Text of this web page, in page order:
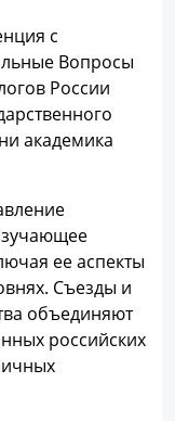
с
Вопросы
России
академика
ее аспекты
Съезды и
объединяют
российских